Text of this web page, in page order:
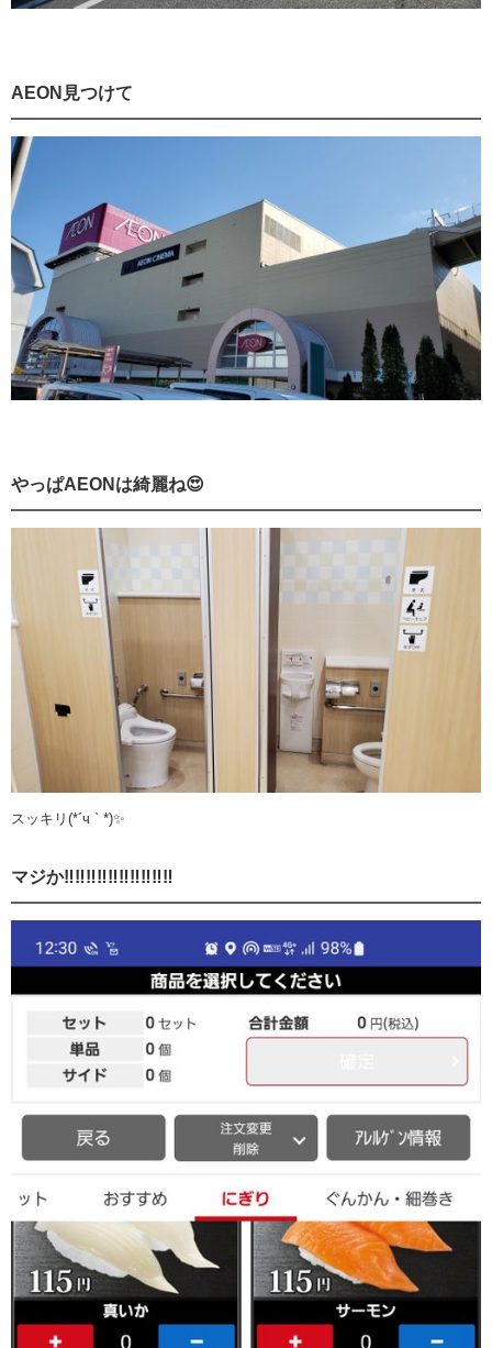
AEON見つけて
やっぱAEONは綺麗ね😍
スッキリ(*´ч ` *)✨
マジか‼️‼️‼️‼️‼️‼️‼️‼️‼️‼️